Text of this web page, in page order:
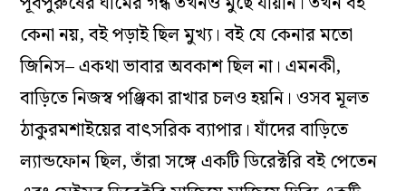
কেনা নয়, বই পড়াই ছিল মুখ্য। বই যে কেনার মতো
জিনিস– একথা ভাবার অবকাশ ছিল না। এমনকী,
বাড়িতে নিজস্ব পঞ্জিকা রাখার চলও হয়নি। ওসব মূলত
ঠাকুরমশাইয়ের বাৎসরিক ব্যাপার। যাঁদের বাড়িতে
ল্যান্ডফোন ছিল, তাঁরা সঙ্গে একটি ডিরেক্টরি বই পেতেন